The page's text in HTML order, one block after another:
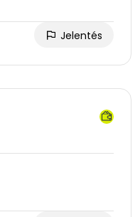
Jelentés